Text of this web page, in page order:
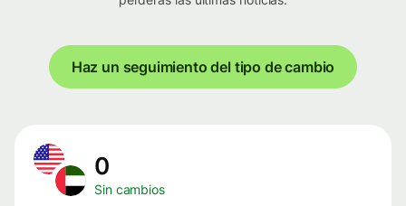
Haz un seguimiento del tipo de cambio
0
Sin cambios